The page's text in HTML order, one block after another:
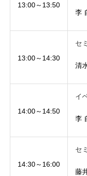
13:00～13:50
李
13:00～14:30
セ
清
14:00～14:50
イ
李
14:30～16:00
セ
藤